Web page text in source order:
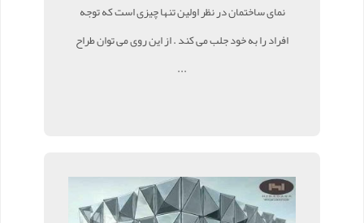
نمای ساختمان در نظر اولین تنها چیزی است که توجه
افراد را به خود جلب می کند . از این روی می توان طراح
...